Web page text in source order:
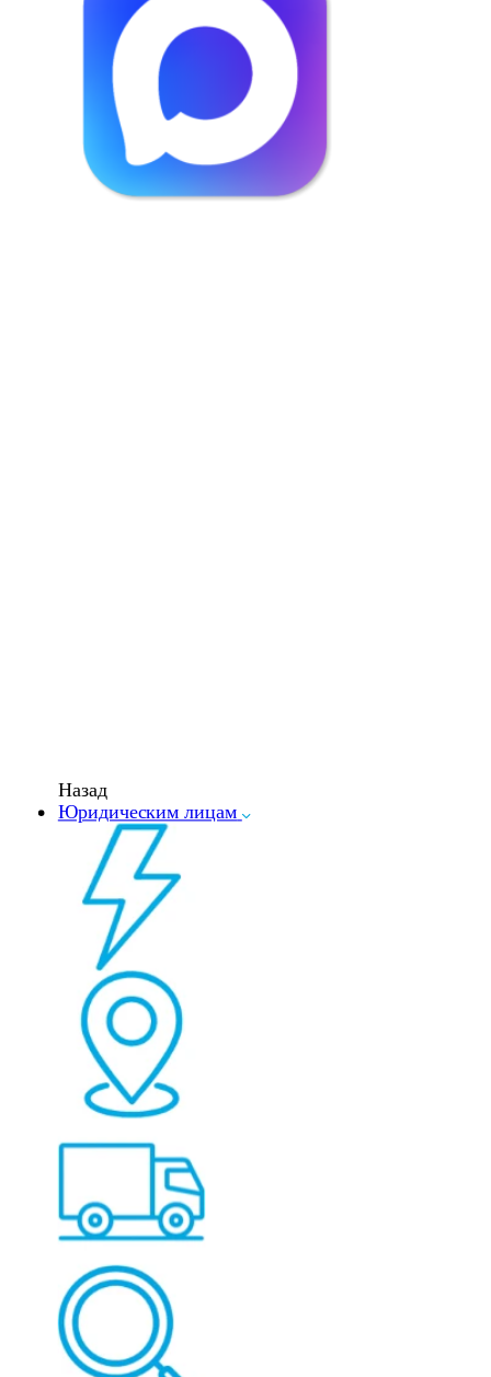
Назад
Юридическим лицам